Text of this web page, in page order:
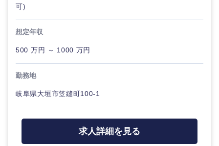
可)
想定年収
500 万円 ～ 1000 万円
勤務地
岐阜県大垣市笠縫町100-1
求人詳細を見る